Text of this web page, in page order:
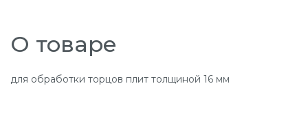
О товаре
для обработки торцов плит толщиной 16 мм